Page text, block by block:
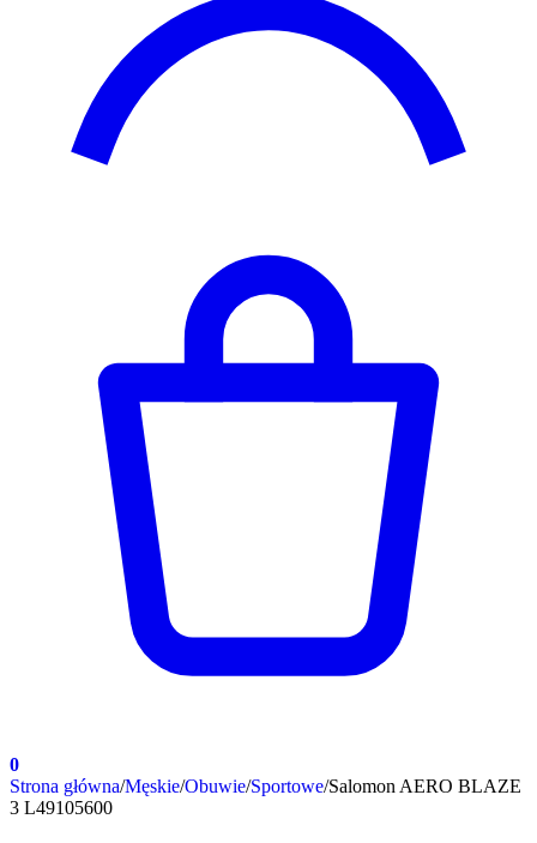
0
Strona główna/Męskie/Obuwie/Sportowe/Salomon AERO BLAZE
3 L49105600